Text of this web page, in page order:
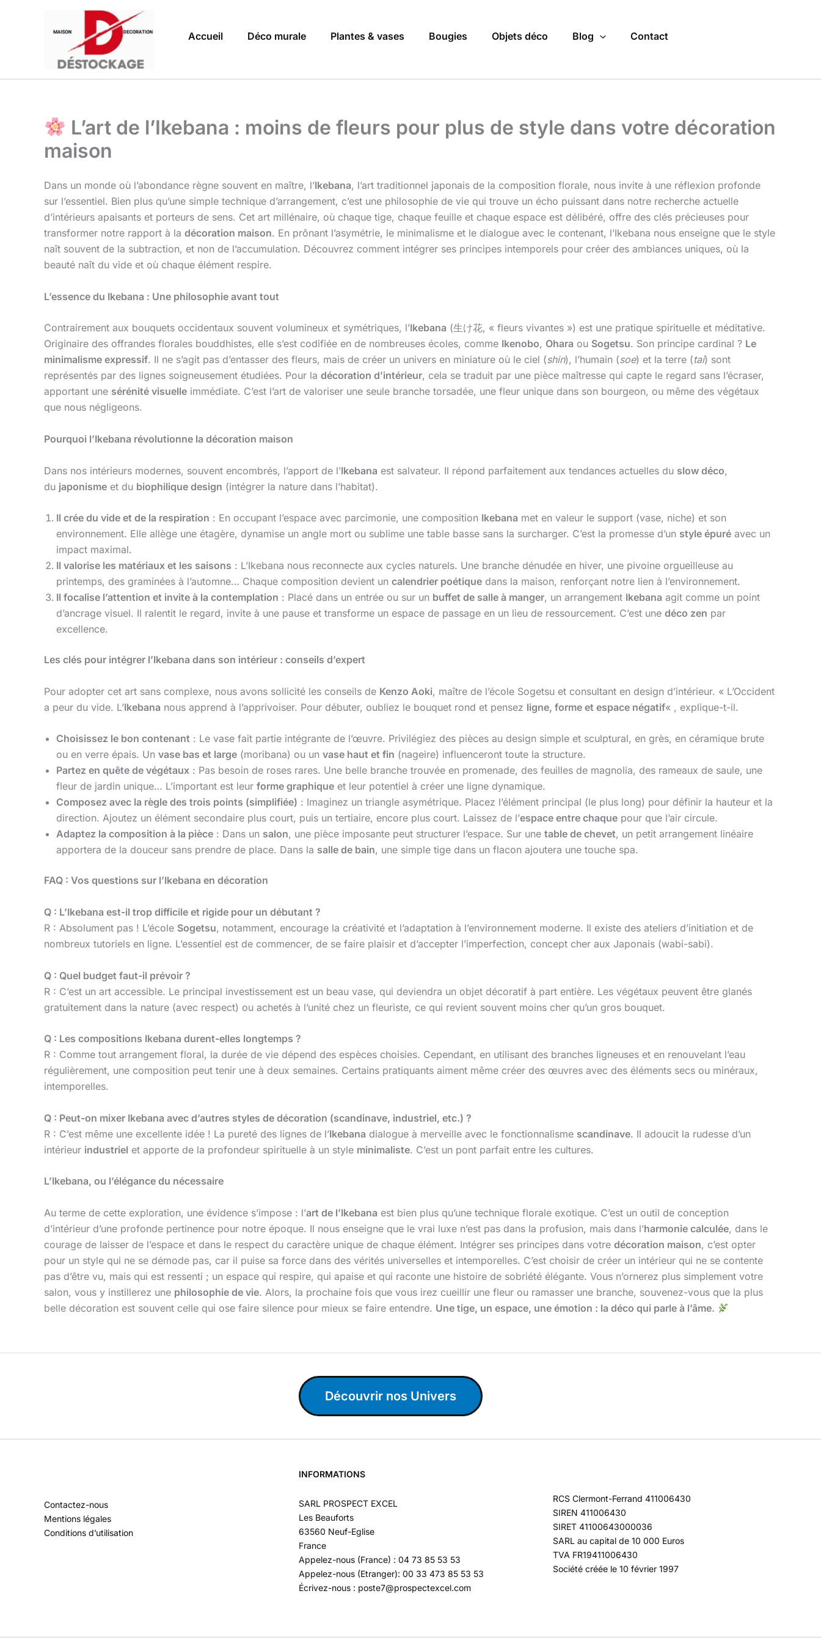
Accueil Déco murale Plantes & vases Bougies Objets déco Blog Contact
L’art de l’Ikebana : moins de fleurs pour plus de style dans votre décoration
maison
Dans un monde où l’abondance règne souvent en maître, l’Ikebana, l’art traditionnel japonais de la composition florale, nous invite à une réflexion profonde
sur l’essentiel. Bien plus qu’une simple technique d’arrangement, c’est une philosophie de vie qui trouve un écho puissant dans notre recherche actuelle
d’intérieurs apaisants et porteurs de sens. Cet art millénaire, où chaque tige, chaque feuille et chaque espace est délibéré, offre des clés précieuses pour
transformer notre rapport à la décoration maison. En prônant l’asymétrie, le minimalisme et le dialogue avec le contenant, l’Ikebana nous enseigne que le style
naît souvent de la subtraction, et non de l’accumulation. Découvrez comment intégrer ses principes intemporels pour créer des ambiances uniques, où la
beauté naît du vide et où chaque élément respire.
L’essence du Ikebana : Une philosophie avant tout
Contrairement aux bouquets occidentaux souvent volumineux et symétriques, l’Ikebana (生け花, « fleurs vivantes ») est une pratique spirituelle et méditative.
Originaire des offrandes florales bouddhistes, elle s’est codifiée en de nombreuses écoles, comme Ikenobo, Ohara ou Sogetsu. Son principe cardinal ? Le
minimalisme expressif. Il ne s’agit pas d’entasser des fleurs, mais de créer un univers en miniature où le ciel (shin), l’humain (soe) et la terre (tai) sont
représentés par des lignes soigneusement étudiées. Pour la décoration d’intérieur, cela se traduit par une pièce maîtresse qui capte le regard sans l’écraser,
apportant une sérénité visuelle immédiate. C’est l’art de valoriser une seule branche torsadée, une fleur unique dans son bourgeon, ou même des végétaux
que nous négligeons.
Pourquoi l’Ikebana révolutionne la décoration maison
Dans nos intérieurs modernes, souvent encombrés, l’apport de l’Ikebana est salvateur. Il répond parfaitement aux tendances actuelles du slow déco,
du japonisme et du biophilique design (intégrer la nature dans l’habitat).
Il crée du vide et de la respiration : En occupant l’espace avec parcimonie, une composition Ikebana met en valeur le support (vase, niche) et son
environnement. Elle allège une étagère, dynamise un angle mort ou sublime une table basse sans la surcharger. C’est la promesse d’un style épuré avec un
impact maximal.
Il valorise les matériaux et les saisons : L’Ikebana nous reconnecte aux cycles naturels. Une branche dénudée en hiver, une pivoine orgueilleuse au
printemps, des graminées à l’automne… Chaque composition devient un calendrier poétique dans la maison, renforçant notre lien à l’environnement.
Il focalise l’attention et invite à la contemplation : Placé dans un entrée ou sur un buffet de salle à manger, un arrangement Ikebana agit comme un point
d’ancrage visuel. Il ralentit le regard, invite à une pause et transforme un espace de passage en un lieu de ressourcement. C’est une déco zen par
excellence.
Les clés pour intégrer l’Ikebana dans son intérieur : conseils d’expert
Pour adopter cet art sans complexe, nous avons sollicité les conseils de Kenzo Aoki, maître de l’école Sogetsu et consultant en design d’intérieur. « L’Occident
a peur du vide. L’Ikebana nous apprend à l’apprivoiser. Pour débuter, oubliez le bouquet rond et pensez ligne, forme et espace négatif« , explique-t-il.
Choisissez le bon contenant : Le vase fait partie intégrante de l’œuvre. Privilégiez des pièces au design simple et sculptural, en grès, en céramique brute
ou en verre épais. Un vase bas et large (moribana) ou un vase haut et fin (nageire) influenceront toute la structure.
Partez en quête de végétaux : Pas besoin de roses rares. Une belle branche trouvée en promenade, des feuilles de magnolia, des rameaux de saule, une
fleur de jardin unique… L’important est leur forme graphique et leur potentiel à créer une ligne dynamique.
Composez avec la règle des trois points (simplifiée) : Imaginez un triangle asymétrique. Placez l’élément principal (le plus long) pour définir la hauteur et la
direction. Ajoutez un élément secondaire plus court, puis un tertiaire, encore plus court. Laissez de l’espace entre chaque pour que l’air circule.
Adaptez la composition à la pièce : Dans un salon, une pièce imposante peut structurer l’espace. Sur une table de chevet, un petit arrangement linéaire
apportera de la douceur sans prendre de place. Dans la salle de bain, une simple tige dans un flacon ajoutera une touche spa.
FAQ : Vos questions sur l’Ikebana en décoration
Q : L’Ikebana est-il trop difficile et rigide pour un débutant ?
R : Absolument pas ! L’école Sogetsu, notamment, encourage la créativité et l’adaptation à l’environnement moderne. Il existe des ateliers d’initiation et de
nombreux tutoriels en ligne. L’essentiel est de commencer, de se faire plaisir et d’accepter l’imperfection, concept cher aux Japonais (wabi-sabi).
Q : Quel budget faut-il prévoir ?
R : C’est un art accessible. Le principal investissement est un beau vase, qui deviendra un objet décoratif à part entière. Les végétaux peuvent être glanés
gratuitement dans la nature (avec respect) ou achetés à l’unité chez un fleuriste, ce qui revient souvent moins cher qu’un gros bouquet.
Q : Les compositions Ikebana durent-elles longtemps ?
R : Comme tout arrangement floral, la durée de vie dépend des espèces choisies. Cependant, en utilisant des branches ligneuses et en renouvelant l’eau
régulièrement, une composition peut tenir une à deux semaines. Certains pratiquants aiment même créer des œuvres avec des éléments secs ou minéraux,
intemporelles.
Q : Peut-on mixer Ikebana avec d’autres styles de décoration (scandinave, industriel, etc.) ?
R : C’est même une excellente idée ! La pureté des lignes de l’Ikebana dialogue à merveille avec le fonctionnalisme scandinave. Il adoucit la rudesse d’un
intérieur industriel et apporte de la profondeur spirituelle à un style minimaliste. C’est un pont parfait entre les cultures.
L’Ikebana, ou l’élégance du nécessaire
Au terme de cette exploration, une évidence s’impose : l’art de l’Ikebana est bien plus qu’une technique florale exotique. C’est un outil de conception
d’intérieur d’une profonde pertinence pour notre époque. Il nous enseigne que le vrai luxe n’est pas dans la profusion, mais dans l’harmonie calculée, dans le
courage de laisser de l’espace et dans le respect du caractère unique de chaque élément. Intégrer ses principes dans votre décoration maison, c’est opter
pour un style qui ne se démode pas, car il puise sa force dans des vérités universelles et intemporelles. C’est choisir de créer un intérieur qui ne se contente
pas d’être vu, mais qui est ressenti ; un espace qui respire, qui apaise et qui raconte une histoire de sobriété élégante. Vous n’ornerez plus simplement votre
salon, vous y instillerez une philosophie de vie. Alors, la prochaine fois que vous irez cueillir une fleur ou ramasser une branche, souvenez-vous que la plus
belle décoration est souvent celle qui ose faire silence pour mieux se faire entendre. Une tige, un espace, une émotion : la déco qui parle à l’âme.
Découvrir nos Univers
Contactez-nous
Mentions légales
Conditions d’utilisation
INFORMATIONS
SARL PROSPECT EXCEL
Les Beauforts
63560 Neuf-Eglise
France
Appelez-nous (France) : 04 73 85 53 53
Appelez-nous (Etranger): 00 33 473 85 53 53
Écrivez-nous : poste7@prospectexcel.com
RCS Clermont-Ferrand 411006430
SIREN 411006430
SIRET 41100643000036
SARL au capital de 10 000 Euros
TVA FR19411006430
Société créée le 10 février 1997